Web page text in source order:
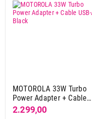
MOTOROLA 33W Turbo
Power Adapter + Cable
USB-A Black
2.299,00